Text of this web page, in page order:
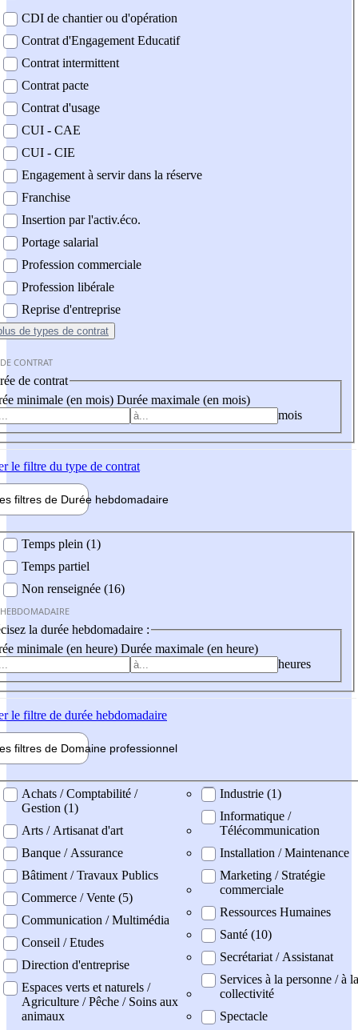
CDI de chantier ou d'opération
Contrat d'Engagement Educatif
Contrat intermittent
Contrat pacte
Contrat d'usage
CUI - CAE
CUI - CIE
Engagement à servir dans la réserve
Franchise
Insertion par l'activ.éco.
Portage salarial
Profession commerciale
Profession libérale
Reprise d'entreprise
de types de contrat
CONTRAT
de contrat
minimale (en mois) Durée maximale (en mois)
mois
le filtre du type de contrat
filtres de Durée hebdomadaire
Temps plein (1)
Temps partiel
Non renseignée (16)
la durée hebdomadaire :
minimale (en heure) Durée maximale (en heure)
heures
le filtre de durée hebdomadaire
filtres de Domaine professionnel
professionel
Achats / Comptabilité /
Gestion (1)
Arts / Artisanat d'art
Banque / Assurance
Bâtiment / Travaux Publics
Commerce / Vente (5)
Communication / Multimédia
Conseil / Etudes
Direction d'entreprise
Espaces verts et naturels /
Agriculture / Pêche / Soins aux
animaux
Industrie (1)
Informatique /
Télécommunication
Installation / Maintenance
Marketing / Stratégie
commerciale
Ressources Humaines
Santé (10)
Secrétariat / Assistanat
Services à la personne / à la
collectivité
Spectacle